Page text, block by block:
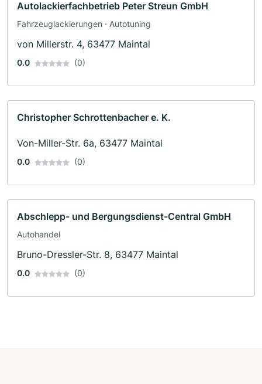
Autolackierfachbetrieb Peter Streun GmbH
Fahrzeuglackierungen · Autotuning
von Millerstr. 4, 63477 Maintal
0.0 (0)
Christopher Schrottenbacher e. K.
Von-Miller-Str. 6a, 63477 Maintal
0.0 (0)
Abschlepp- und Bergungsdienst-Central GmbH
Autohandel
Bruno-Dressler-Str. 8, 63477 Maintal
0.0 (0)